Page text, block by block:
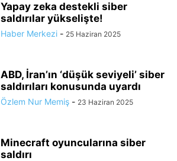
Yapay zeka destekli siber
saldırılar yükselişte!
Haber Merkezi - 25 Haziran 2025
ABD, İran’ın ‘düşük seviyeli’ siber
saldırıları konusunda uyardı
Özlem Nur Memiş - 23 Haziran 2025
Minecraft oyuncularına siber
saldırı